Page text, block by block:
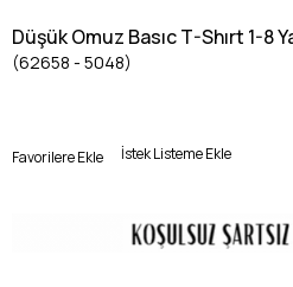
Düşük Omuz Basıc T-Shırt 1-8
(62658 - 5048)
Favorilere Ekle İstek Listeme Ekle